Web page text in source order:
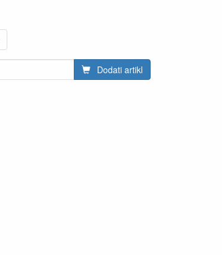
Dodati artikl